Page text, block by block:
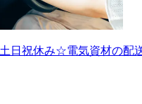
日祝休み☆電気資材の配